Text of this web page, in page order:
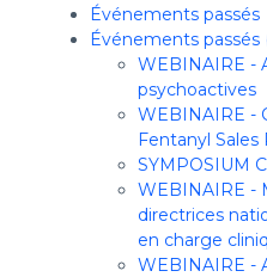
Événements passés
Événements passés
WEBINAIRE -
psychoactives
WEBINAIRE -
Fentanyl Sales
SYMPOSIUM
WEBINAIRE -
directrices
en charge
WEBINAIRE -